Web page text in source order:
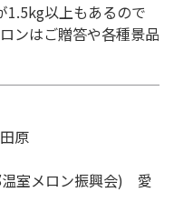
1.5kg以上もあるので
ンはご贈答や各種景品
原
温室メロン振興会) 愛